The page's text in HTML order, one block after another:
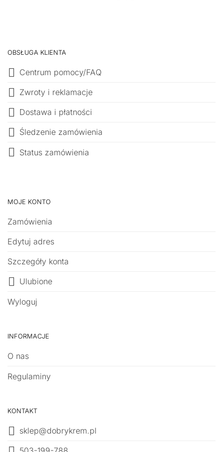
OBSŁUGA KLIENTA
Centrum pomocy/FAQ
Zwroty i reklamacje
Dostawa i płatności
Śledzenie zamówienia
Status zamówienia
MOJE KONTO
Zamówienia
Edytuj adres
Szczegóły konta
Ulubione
Wyloguj
INFORMACJE
O nas
Regulaminy
KONTAKT
sklep@dobrykrem.pl